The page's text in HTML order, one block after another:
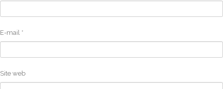
E-mail *
Site web